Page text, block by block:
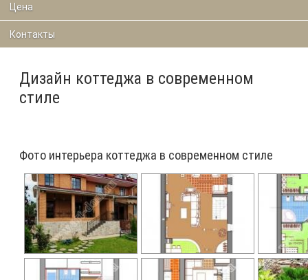
Цена
Контакты
Дизайн коттеджа в современном
стиле
Фото интерьера коттеджа в современном стиле